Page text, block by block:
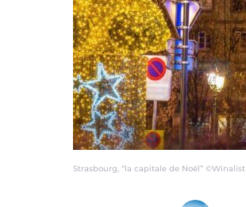
Strasbourg, “la capitale de Noël” ©Winalist